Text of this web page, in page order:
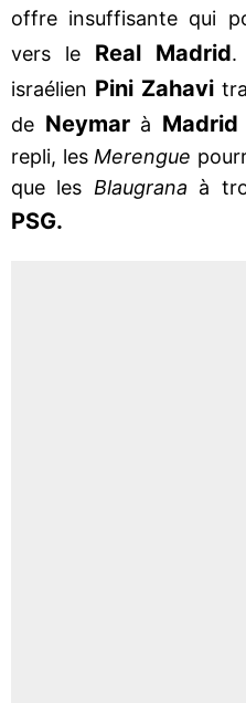
offre insuffisante qui
vers le Real Madrid.
israélien Pini Zahavi
de Neymarà Madrid
repli, les Merengue
que les Blaugrana à
PSG.